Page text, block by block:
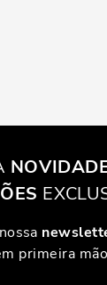
primeira